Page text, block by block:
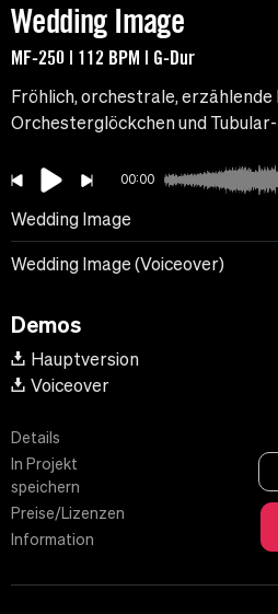
Wedding Image
MF-250 | 112 BPM | G-Dur
Fröhlich, orchestrale, erzählende
Orchesterglöckchen und
00:00
Wedding Image
Wedding Image (Voiceover)
Demos
Hauptversion
Voiceover
Details
In Projekt
speichern
Preise/Lizenzen
Information